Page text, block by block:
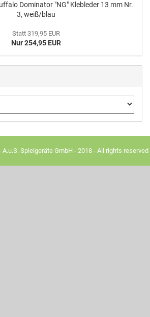
Do­mi­na­tor "NG" Kle­b­le­der 13 mm Nr.
3, weiß/blau
Statt 319,95 EUR
Nur 254,95 EUR
A.u.S. Spielgeräte GmbH - 2018 - All rights reserved